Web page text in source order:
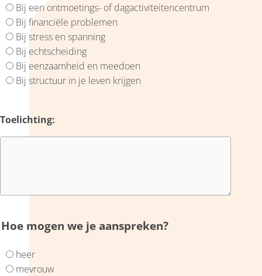
Bij een ontmoetings- of dagactiviteitencentrum
Bij financiële problemen
Bij stress en spanning
Bij echtscheiding
Bij eenzaamheid en meedoen
Bij structuur in je leven krijgen
Toelichting:
Hoe mogen we je aanspreken?
heer
mevrouw